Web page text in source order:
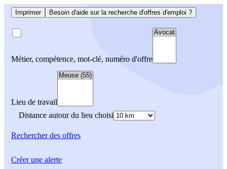
Imprimer Besoin d'aide sur la recherche d'offres d'emploi ?
Métier, compétence, mot-clé, numéro d'offre
Lieu de travail
Distance autour du lieu choisi
Rechercherdes offres
Créer une alerte